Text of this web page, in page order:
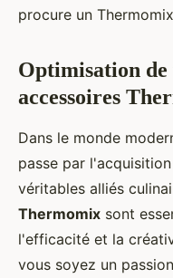
procure un
Optimisation de
accessoires
Dans le monde
passe par
véritables alliés
Thermomix sont
l'efficacité et la
vous soyez un